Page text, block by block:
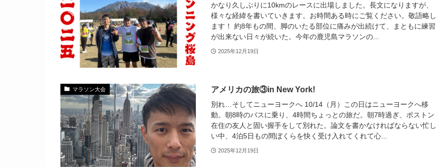
かなり久しぶりに10kmのレースに出場しました。長文になりますが、
様々な経緯を書いていきます。お時間ある時にご覧ください。敬語略し
ます！ 約8年もの間、脚のいたる部位に痛みが出続けて、まともに練習
が出来ない日々が続いた。今年の鹿児島マラソンの...
2025年12月19日
マラソン大会 アメリカの旅③in New York!
別れ…そしてニューヨークへ 10/14（月）この日はニューヨークへ移
動。朝8時のバスに乗り、4時間ちょっとの旅だ。朝7時過ぎ、ボストン
在住の友人と固い握手をして別れた。論文を書かなければならない忙し
い中、4泊5日もの間ぼくらを快く受け入れてくれて心...
2025年12月19日